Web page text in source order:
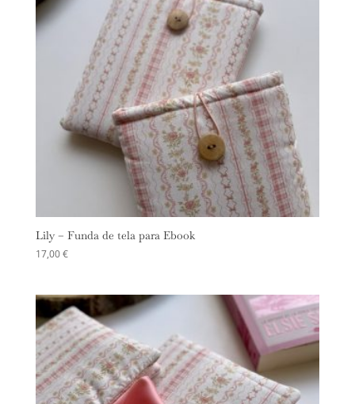
Lily – Funda de tela para Ebook
17,00€